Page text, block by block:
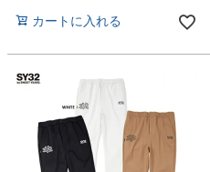
カートに入れる